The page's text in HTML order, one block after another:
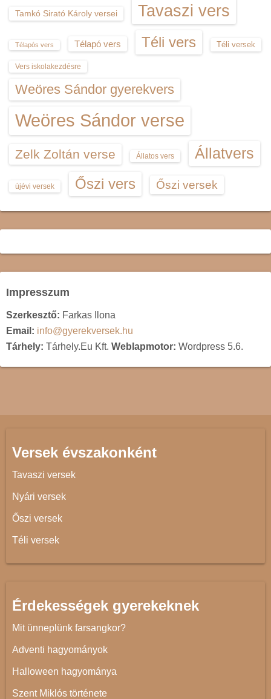
Tamkó Sirató Károly versei Tavaszi vers
Télapós vers Télapó vers Téli vers Téli versek
Vers iskolakezdésre
Weöres Sándor gyerekvers
Weöres Sándor verse
Zelk Zoltán verse Állatos vers Állatvers
újévi versek Őszi vers Őszi versek
Impresszum
Szerkesztő: Farkas Ilona
Email: info@gyerekversek.hu
Tárhely: Tárhely.Eu Kft. Weblapmotor: Wordpress 5.6.
Versek évszakonként
Tavaszi versek
Nyári versek
Őszi versek
Téli versek
Érdekességek gyerekeknek
Mit ünneplünk farsangkor?
Adventi hagyományok
Halloween hagyománya
Szent Miklós története